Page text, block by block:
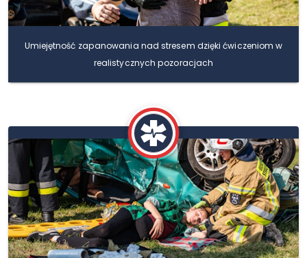
Umiejętność zapanowania nad stresem dzięki ćwiczeniom w
realistycznych pozoracjach